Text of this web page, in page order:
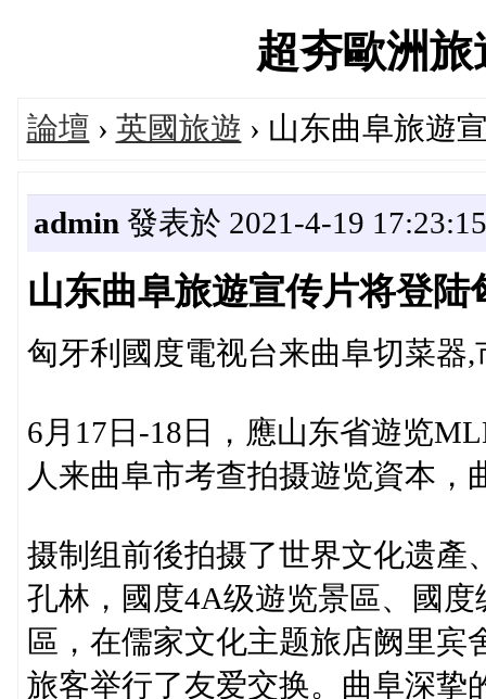
超夯歐洲
論壇 › 英國旅遊 › 山东曲阜旅遊
admin 發表於 2021-4-19 17:23:15
山东曲阜旅遊宣传片将登陆
匈牙利國度電视台来曲阜切菜器,
6月17日-18日，應山东省遊览
人来曲阜市考查拍摄遊览資本
摄制组前後拍摄了世界文化遗產
孔林，國度4A级遊览景區、國
區，在儒家文化主题旅店阙里
旅客举行了友爱交换。曲阜深挚